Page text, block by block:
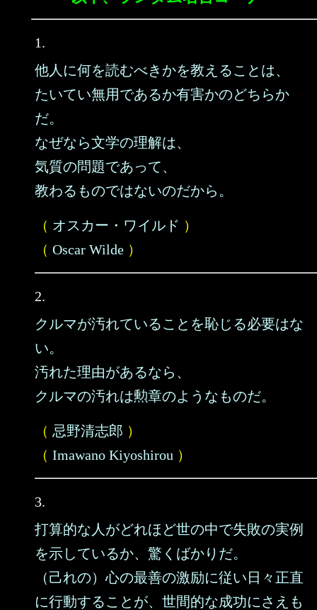
1.
他人に何を読むべきかを教えることは、
たいてい無用であるか有害かのどちらか
だ。
なぜなら文学の理解は、
気質の問題であって、
教わるものではないのだから。
（ オスカー・ワイルド ）
（ Oscar Wilde ）
2.
クルマが汚れていることを恥じる必要はな
い。
汚れた理由があるなら、
クルマの汚れは勲章のようなものだ。
（ 忌野清志郎 ）
（ Imawano Kiyoshirou ）
3.
打算的な人がどれほど世の中で失敗の実例
を示しているか、驚くばかりだ。
（己れの）心の最善の激励に従い日々正直
に行動することが、世間的な成功にさえも